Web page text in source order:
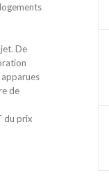
De
de
du prix